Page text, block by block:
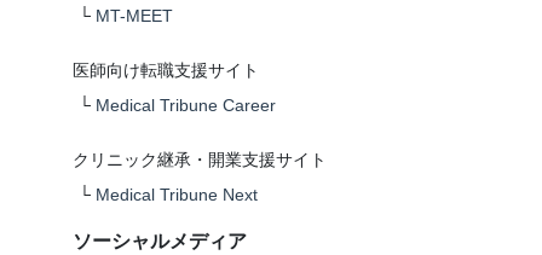
└ MT-MEET
医師向け転職支援サイト
└ Medical Tribune Career
クリニック継承・開業支援サイト
└ Medical Tribune Next
ソーシャルメディア